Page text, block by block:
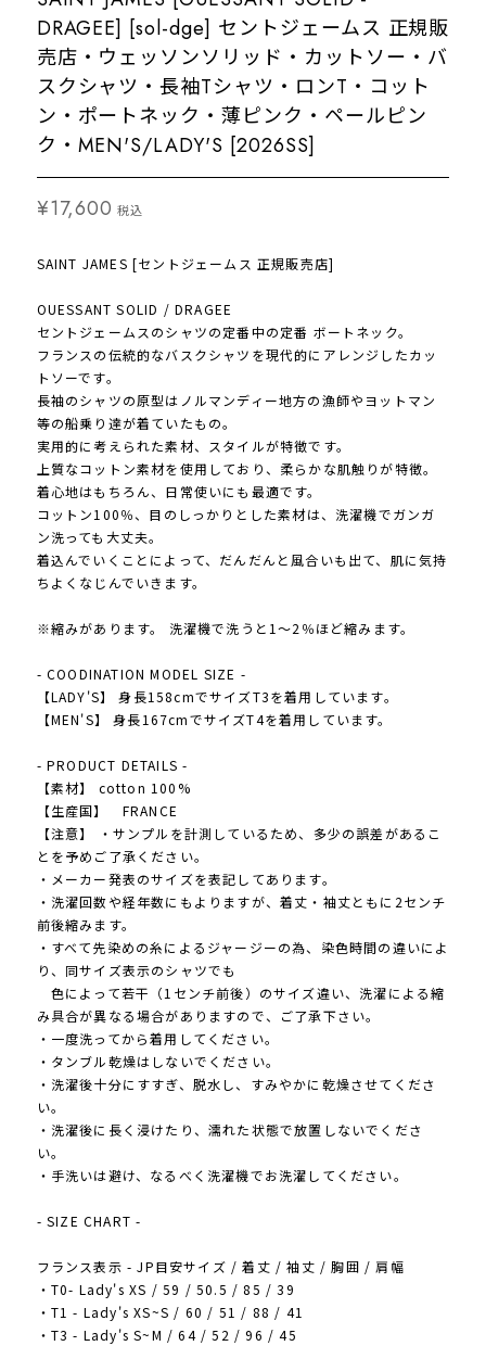
DRAGEE] [sol-dge] セントジェームス 正規販
売店・ウェッソンソリッド・カットソー・バ
スクシャツ・長袖Tシャツ・ロンT・コット
ン・ポートネック・薄ピンク・ペールピン
ク・MEN'S/LADY'S [2026SS]
¥17,600 税込
SAINT JAMES [セントジェームス 正規販売店]
OUESSANT SOLID / DRAGEE
セントジェームスのシャツの定番中の定番 ボートネック。
フランスの伝統的なバスクシャツを現代的にアレンジしたカッ
トソーです。
長袖のシャツの原型はノルマンディー地方の漁師やヨットマン
等の船乗り達が着ていたもの。
実用的に考えられた素材、スタイルが特徴です。
上質なコットン素材を使用しており、柔らかな肌触りが特徴。
着心地はもちろん、日常使いにも最適です。
コットン100％、目のしっかりとした素材は、洗濯機でガンガ
ン洗っても大丈夫。
着込んでいくことによって、だんだんと風合いも出て、肌に気持
ちよくなじんでいきます。
※縮みがあります。 洗濯機で洗うと1～2％ほど縮みます。
- COODINATION MODEL SIZE -
【LADY'S】 身長158cmでサイズT3を着用しています。
【MEN'S】 身長167cmでサイズT4を着用しています。
- PRODUCT DETAILS -
【素材】 cotton 100%
【生産国】 FRANCE
【注意】 ・サンプルを計測しているため、多少の誤差があるこ
とを予めご了承ください。
・メーカー発表のサイズを表記してあります。
・洗濯回数や経年数にもよりますが、着丈・袖丈ともに2センチ
前後縮みます。
・すべて先染めの糸によるジャージーの為、染色時間の違いによ
り、同サイズ表示のシャツでも
色によって若干（1センチ前後）のサイズ違い、洗濯による縮
み具合が異なる場合がありますので、ご了承下さい。
・一度洗ってから着用してください。
・タンブル乾燥はしないでください。
・洗濯後十分にすすぎ、脱水し、すみやかに乾燥させてくださ
い。
・洗濯後に長く浸けたり、濡れた状態で放置しないでくださ
い。
・手洗いは避け、なるべく洗濯機でお洗濯してください。
- SIZE CHART -
フランス表示 - JP目安サイズ / 着丈 / 袖丈 / 胸囲 / 肩幅
・T0- Lady's XS / 59 / 50.5 / 85 / 39
・T1 - Lady's XS~S / 60 / 51 / 88 / 41
・T3 - Lady's S~M / 64 / 52 / 96 / 45